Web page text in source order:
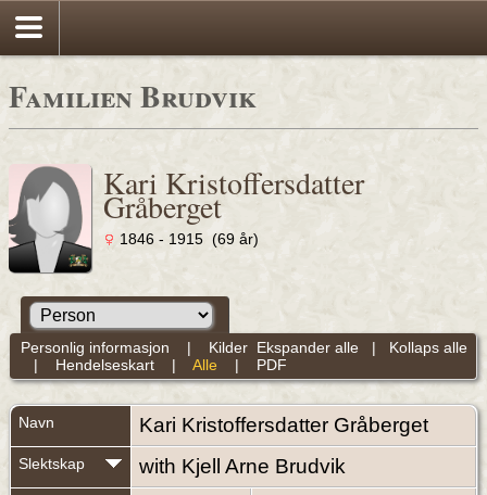
Familien Brudvik
Kari Kristoffersdatter
Gråberget
1846 - 1915 (69 år)
Ekspander alle | Kollaps alle
Personlig informasjon | Kilder
| Hendelseskart| Alle | PDF
Navn Kari Kristoffersdatter Gråberget
Slektskap with Kjell Arne Brudvik